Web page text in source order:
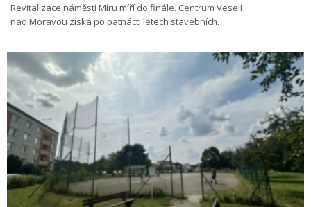
Revitalizace náměstí Míru míří do finále. Centrum Veselí
nad Moravou získá po patnácti letech stavebních…